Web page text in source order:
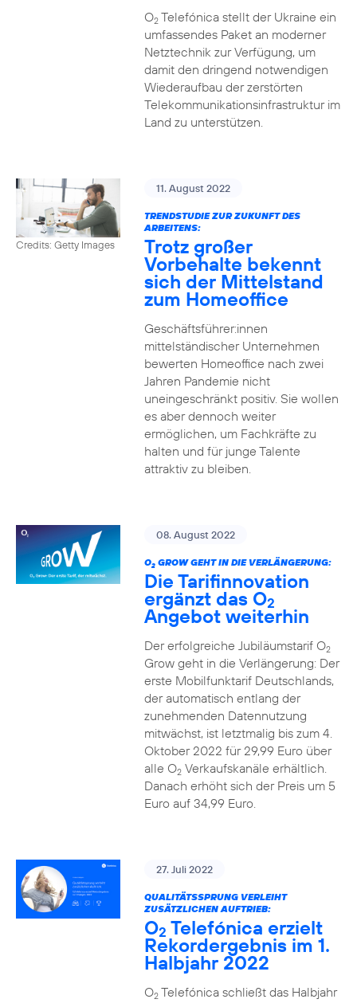
O2Telefónica stellt der Ukraine ein
umfassendes Paket an moderner
Netztechnik zur Verfügung, um
damit den dringend notwendigen
Wiederaufbau der zerstörten
Telekommunikationsinfrastruktur im
Land zu unterstützen.
Credits: Getty Images
11. August 2022
TRENDSTUDIE ZUR ZUKUNFT DES
ARBEITENS:
Trotz großer
Vorbehalte bekennt
sich der Mittelstand
zum Homeoffice
Geschäftsführer:innen
mittelständischer Unternehmen
bewerten Homeoffice nach zwei
Jahren Pandemie nicht
uneingeschränkt positiv. Sie wollen
es aber dennoch weiter
ermöglichen, um Fachkräfte zu
halten und für junge Talente
attraktiv zu bleiben.
08. August 2022
O2GROW GEHT IN DIE VERLÄNGERUNG:
Die Tarifinnovation
ergänzt das O2
Angebot weiterhin
Der erfolgreiche Jubiläumstarif O2
Grow geht in die Verlängerung: Der
erste Mobilfunktarif Deutschlands,
der automatisch entlang der
zunehmenden Datennutzung
mitwächst, ist letztmalig bis zum 4.
Oktober 2022 für 29,99 Euro über
alle O2Verkaufskanäle erhältlich.
Danach erhöht sich der Preis um 5
Euro auf 34,99 Euro.
27. Juli 2022
QUALITÄTSSPRUNG VERLEIHT
ZUSÄTZLICHEN AUFTRIEB:
O2 Telefónica erzielt
Rekordergebnis im 1.
Halbjahr 2022
O2Telefónica schließt das Halbjahr